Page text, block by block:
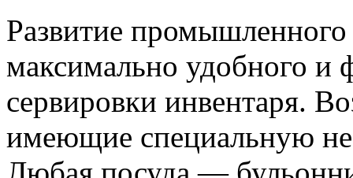
Развитие
максимально удобного и
сервировки инвентаря.
имеющие специальную